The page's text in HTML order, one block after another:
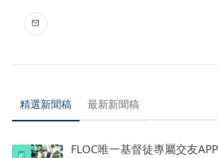
精選新聞稿 最新新聞稿
FLOC唯一基督徒專屬交友